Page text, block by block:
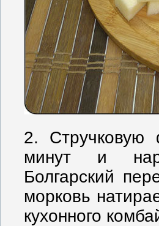
2. Стручковую
минут и
Болгарский
морковь
кухонного